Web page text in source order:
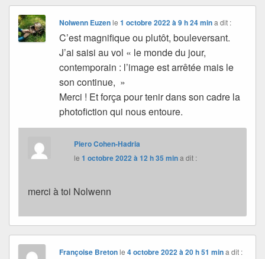
Nolwenn Euzenle1 octobre 2022 à 9 h 24 min a dit :
C’est magnifique ou plutôt, bouleversant.
J’ai saisi au vol « le monde du jour,
contemporain : l’image est arrêtée mais le
son continue, »
Merci ! Et força pour tenir dans son cadre la
photofiction qui nous entoure.
Piero Cohen-Hadria
le1 octobre 2022 à 12 h 35 mina dit :
merci à toi Nolwenn
Françoise Bretonle4 octobre 2022 à 20 h 51 min a dit :